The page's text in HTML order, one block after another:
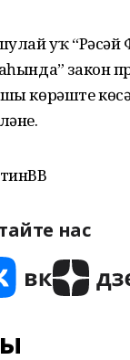
уҡ
закон
көрәште
нас